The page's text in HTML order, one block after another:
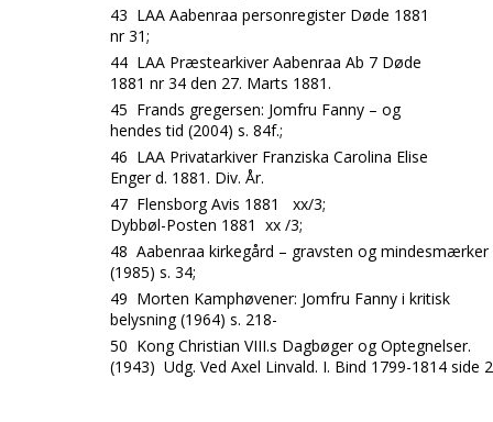
43 LAA Aabenraa personregister Døde 1881
nr 31;
44 LAA Præstearkiver Aabenraa Ab 7 Døde
1881 nr 34 den 27. Marts 1881.
45 Frands gregersen: Jomfru Fanny – og
hendes tid (2004) s. 84f.;
46 LAA Privatarkiver Franziska Carolina Elise
Enger d. 1881. Div. År.
47 Flensborg Avis 1881 xx/3;
Dybbøl-Posten 1881 xx /3;
48 Aabenraa kirkegård – gravsten og mindesmærker
(1985) s. 34;
49 Morten Kamphøvener: Jomfru Fanny i kritisk
belysning (1964) s. 218-
50 Kong Christian VIII.s Dagbøger og Optegnelser.
(1943) Udg. Ved Axel Linvald. I. Bind 1799-1814 side